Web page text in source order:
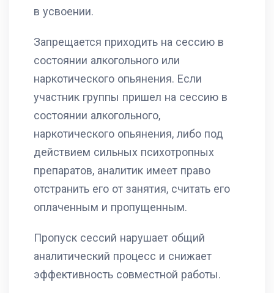
в усвоении.
Запрещается приходить на сессию в
состоянии алкогольного или
наркотического опьянения. Если
участник группы пришел на сессию в
состоянии алкогольного,
наркотического опьянения, либо под
действием сильных психотропных
препаратов, аналитик имеет право
отстранить его от занятия, считать его
оплаченным и пропущенным.
Пропуск сессий нарушает общий
аналитический процесс и снижает
эффективность совместной работы.